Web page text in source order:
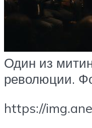
Один из
революции.
https://